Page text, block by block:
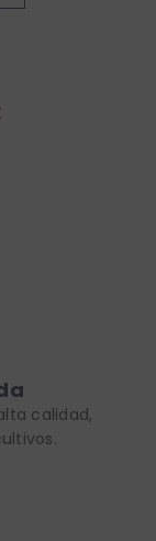
calidad,